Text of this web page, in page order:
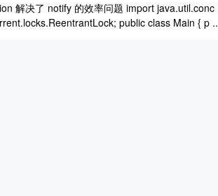
解决了 notify 的效率问题 import java.util.conc
public class Main { p ..